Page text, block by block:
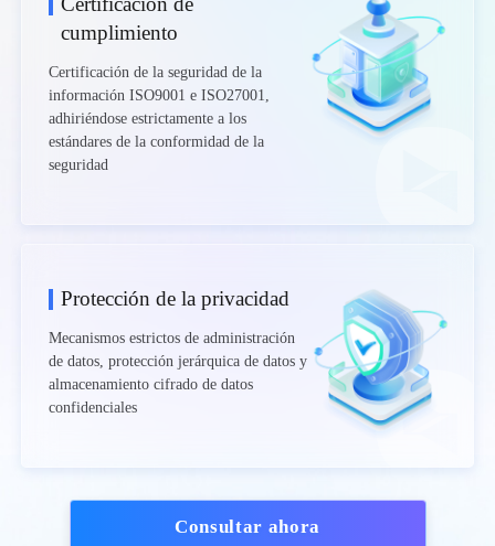
cumplimiento
Certificación de la seguridad de la
información ISO9001 e ISO27001,
adhiriéndose estrictamente a los
estándares de la conformidad de la
seguridad
Protección de la privacidad
Mecanismos estrictos de administración
de datos, protección jerárquica de datos y
almacenamiento cifrado de datos
confidenciales
Consultar ahora